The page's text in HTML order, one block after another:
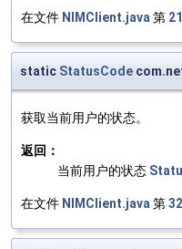
在文件 NIMClient.java第
static StatusCode
获取当前用户的状态。
返回：
当前用户的状态
在文件 NIMClient.java第